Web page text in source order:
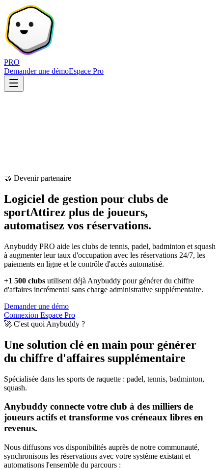
PRO
Demander une démoEspace Pro
🤝 Devenir partenaire
Logiciel de gestion pour clubs de
sportAttirez plus de joueurs,
automatisez vos réservations.
Anybuddy PRO aide les clubs de tennis, padel, badminton et squash
à augmenter leur taux d'occupation avec les réservations 24/7, les
paiements en ligne et le contrôle d'accès automatisé.
+1 500 clubs utilisent déjà Anybuddy pour générer du chiffre
d'affaires incrémental sans charge administrative supplémentaire.
Demander une démo
Connexion Espace Pro
🚀 C'est quoi Anybuddy ?
Une solution clé en main pour générer
du chiffre d'affaires supplémentaire
Spécialisée dans les sports de raquette : padel, tennis, badminton,
squash.
Anybuddy connecte votre club à des milliers de
joueurs actifs et transforme vos créneaux libres en
revenus.
Nous diffusons vos disponibilités auprès de notre communauté,
synchronisons les réservations avec votre système existant et
automatisons l'ensemble du parcours :